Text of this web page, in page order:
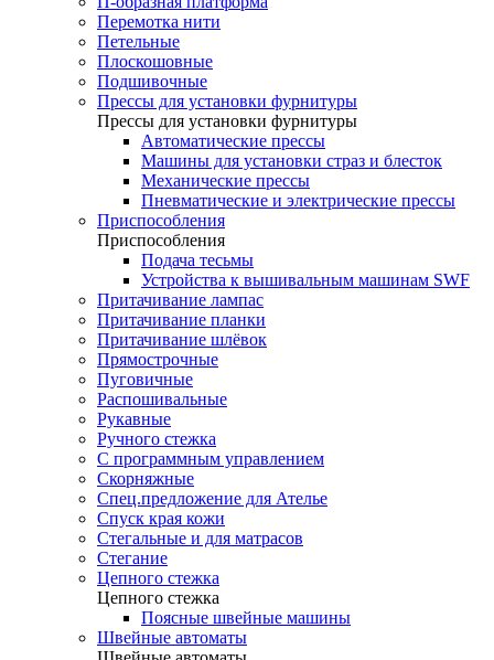
Перемотка нити
Петельные
Плоскошовные
Подшивочные
Прессы для установки фурнитуры
Прессы для установки фурнитуры
Автоматические прессы
Машины для установки страз и блесток
Механические прессы
Пневматические и электрические прессы
Приспособления
Приспособления
Подача тесьмы
Устройства к вышивальным машинам SWF
Притачивание лампас
Притачивание планки
Притачивание шлёвок
Прямострочные
Пуговичные
Распошивальные
Рукавные
Ручного стежка
С программным управлением
Скорняжные
Спец.предложение для Ателье
Спуск края кожи
Стегальные и для матрасов
Стегание
Цепного стежка
Цепного стежка
Поясные швейные машины
Швейные автоматы